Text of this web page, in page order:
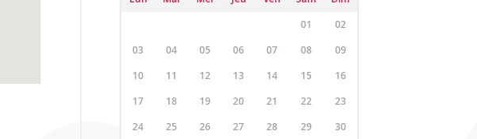
01
02
03
04 05 06 07 08
09
10
11 12 13 14 15
16
17
18 19 20 21 22
23
24
25 26 27 28 29
30